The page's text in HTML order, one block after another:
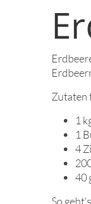
Zutaten
1
1
4
40
So